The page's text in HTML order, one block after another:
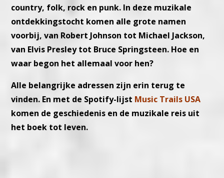
country, folk, rock en punk. In deze muzikale
ontdekkingstocht komen alle grote namen
voorbij, van Robert Johnson tot Michael Jackson,
van Elvis Presley tot Bruce Springsteen. Hoe en
waar begon het allemaal voor hen?
Alle belangrijke adressen zijn erin terug te
vinden. En met de Spotify-lijst Music Trails USA
komen de geschiedenis en de muzikale reis uit
het boek tot leven.